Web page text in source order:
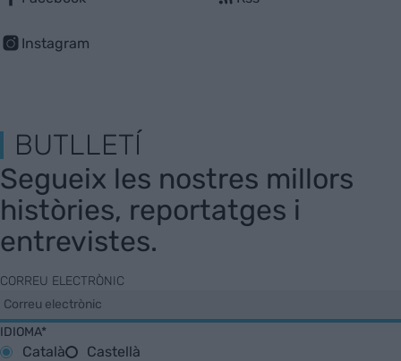
Instagram
BUTLLETÍ
Segueix les nostres millors
històries, reportatges i
entrevistes.
CORREU ELECTRÒNIC
IDIOMA*
Català Castellà